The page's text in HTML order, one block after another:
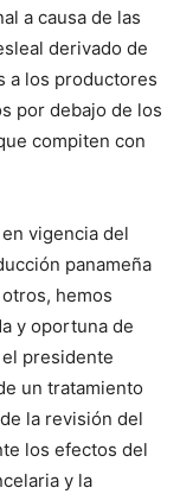
a causa de las
derivado de
a los productores
por debajo de los
compiten con
vigencia del
panameña
hemos
y oportuna de
presidente
un tratamiento
la revisión del
los efectos del
y la